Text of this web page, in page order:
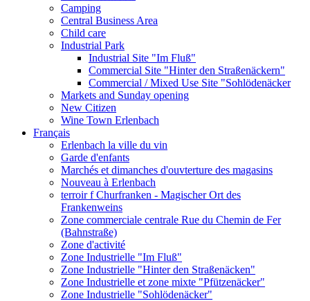
Camping
Central Business Area
Child care
Industrial Park
Industrial Site "Im Fluß"
Commercial Site "Hinter den Straßenäckern"
Commercial / Mixed Use Site "Sohlödenäcker
Markets and Sunday opening
New Citizen
Wine Town Erlenbach
Français
Erlenbach la ville du vin
Garde d'enfants
Marchés et dimanches d'ouvterture des magasins
Nouveau à Erlenbach
terroir f Churfranken - Magischer Ort des
Frankenweins
Zone commerciale centrale Rue du Chemin de Fer
(Bahnstraße)
Zone d'activité
Zone Industrielle "Im Fluß"
Zone Industrielle "Hinter den Straßenäcken"
Zone Industrielle et zone mixte "Pfützenäcker"
Zone Industrielle "Sohlödenäcker"